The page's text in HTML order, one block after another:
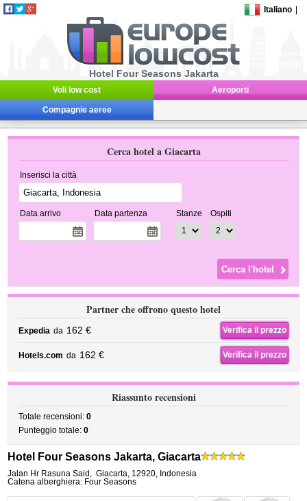
Italiano
Hotel Four Seasons Jakarta
Voli low cost Aeroporti
Compagnie aeree
Cerca hotel a Giacarta
Inserisci la città
Data arrivo Data partenza Stanze Ospiti
Partner che offrono questo hotel
Expedia da 162 € Verifica il prezzo
Hotels.com da 162 € Verifica il prezzo
Riassunto recensioni
Totale recensioni:0
Punteggio totale:0
Hotel Four Seasons Jakarta, Giacarta
Jalan Hr Rasuna Said , Giacarta, 12920, Indonesia
Catena alberghiera: Four Seasons